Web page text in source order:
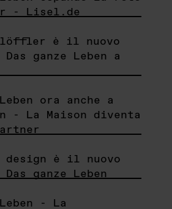
- Lisel.de
löffler è il nuovo
ganze Leben a
ora anche a
- La Maison diventa
è il nuovo
ganze Leben
- La